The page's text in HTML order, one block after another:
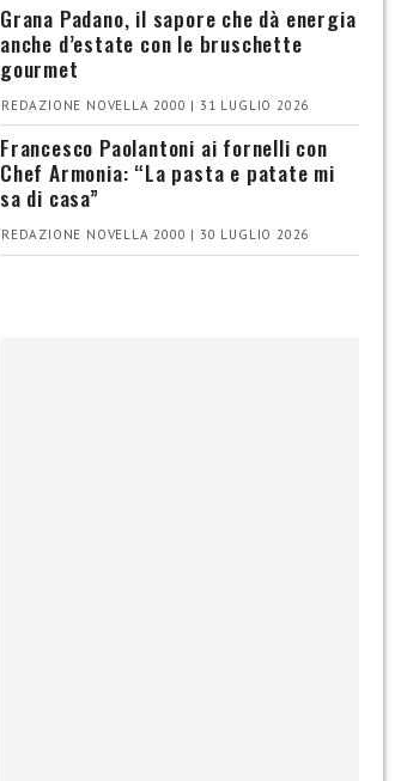
Grana Padano, il sapore che dà energia
anche d’estate con le bruschette
gourmet
REDAZIONE NOVELLA 2000 | 31 LUGLIO 2026
Francesco Paolantoni ai fornelli con
Chef Armonia: “La pasta e patate mi
sa di casa”
REDAZIONE NOVELLA 2000 | 30 LUGLIO 2026